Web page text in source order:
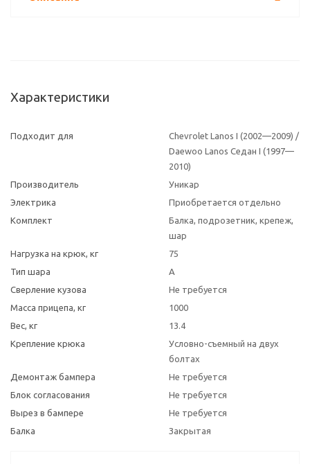
Характеристики
Подходит для
Chevrolet Lanos I (2002—2009) /
Daewoo Lanos Седан I (1997—
2010)
Производитель
Уникар
Электрика
Приобретается отдельно
Комплект
Балка, подрозетник, крепеж,
шар
Нагрузка на крюк, кг
75
Тип шара
A
Сверление кузова
Не требуется
Масса прицепа, кг
1000
Вес, кг
13.4
Крепление крюка
Условно-съемный на двух
болтах
Демонтаж бампера
Не требуется
Блок согласования
Не требуется
Вырез в бампере
Не требуется
Балка
Закрытая